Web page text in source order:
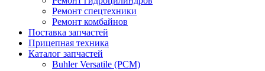
Ремонт спецтехники
Ремонт комбайнов
Поставка запчастей
Прицепная техника
Каталог запчастей
Buhler Versatile (РСМ)